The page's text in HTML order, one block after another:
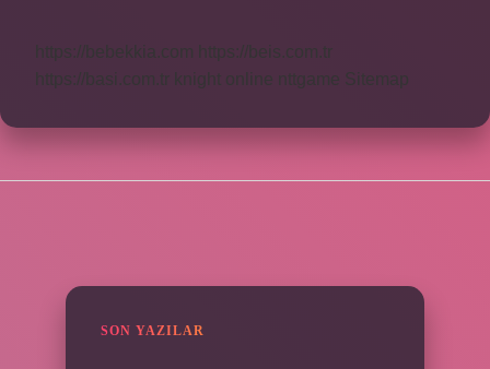
https://bebekkia.com
https://beis.com.tr
https://basi.com.tr knight online nttgame Sitemap
SON YAZILAR